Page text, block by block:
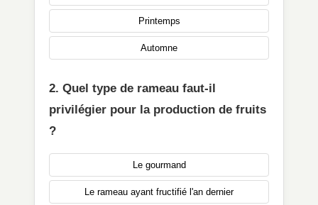
Printemps
Automne
2. Quel type de rameau faut-il
privilégier pour la production de fruits
?
Le gourmand
Le rameau ayant fructifié l'an dernier